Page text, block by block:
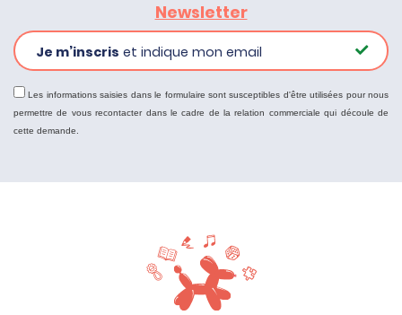
Newsletter
Je m’inscris et indique mon email
Les informations saisies dans le formulaire sont susceptibles d'être utilisées pour nous
permettre de vous recontacter dans le cadre de la relation commerciale qui découle de
cette demande.